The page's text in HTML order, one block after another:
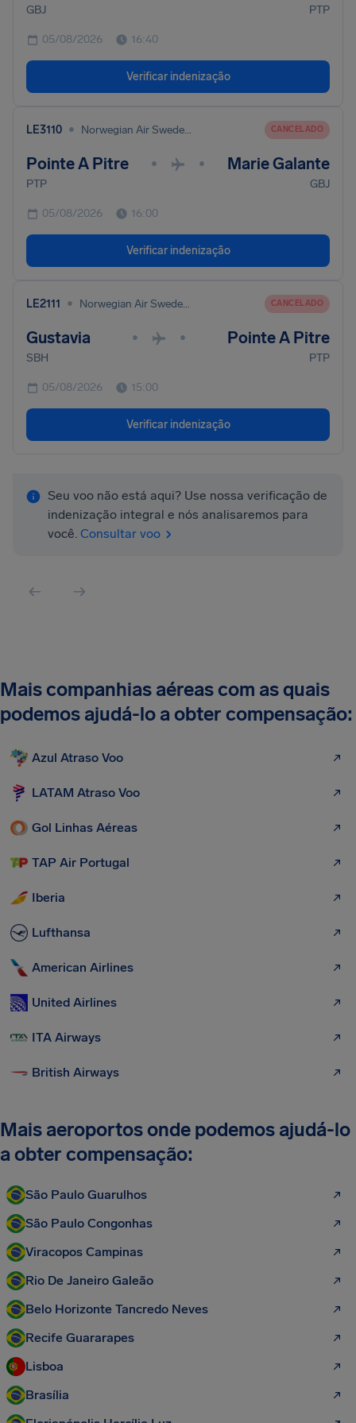
GBJ PTP
05/08/2026 16:40
Verificar indenização
LE3110 • Norwegian Air Sweden Ab CANCELADO
Pointe A Pitre • • Marie Galante
PTP GBJ
05/08/2026 16:00
Verificar indenização
LE2111 • Norwegian Air Sweden Ab CANCELADO
Gustavia • • Pointe A Pitre
SBH PTP
05/08/2026 15:00
Verificar indenização
Seu voo não está aqui? Use nossa verificação de
indenização integral e nós analisaremos para
você. Consultar voo
Mais companhias aéreas com as quais
podemos ajudá-lo a obter compensação:
Azul Atraso Voo
LATAM Atraso Voo
Gol Linhas Aéreas
TAP Air Portugal
Iberia
Lufthansa
American Airlines
United Airlines
ITA Airways
British Airways
Mais aeroportos onde podemos ajudá-lo
a obter compensação:
São Paulo Guarulhos
São Paulo Congonhas
Viracopos Campinas
Rio De Janeiro Galeão
Belo Horizonte Tancredo Neves
Recife Guararapes
Lisboa
Brasília